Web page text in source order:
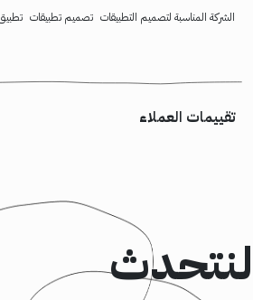
الشركة المناسبة لتصميم التطبيقات تصميم تطبيقات
تقييمات العملاء
لنتحدث